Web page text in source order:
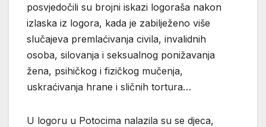
posvjedočili su brojni iskazi logoraša nakon
izlaska iz logora, kada je zabilježeno više
slučajeva premlaćivanja civila, invalidnih
osoba, silovanja i seksualnog ponižavanja
žena, psihičkog i fizičkog mučenja,
uskraćivanja hrane i sličnih tortura…
U logoru u Potocima nalazila su se djeca,